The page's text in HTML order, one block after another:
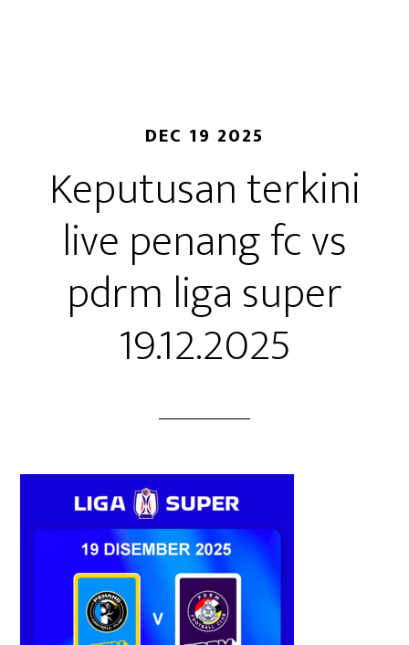
DEC 19 2025
Keputusan terkini
live penang fc vs
pdrm liga super
19.12.2025